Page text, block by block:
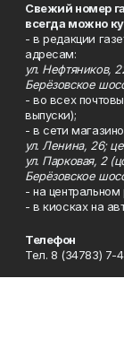
Свежий номер
всегда можно
- в редакции
адресам:
ул. Нефтяников,
Берёзовское
- во всех
выпуски);
- в сети
ул. Ленина, 26;
ул. Парковая, 2
Берёзовское
- на центральном
- в киосках на
Телефон
Тел. 8 (34783) 7-
Эл. почта